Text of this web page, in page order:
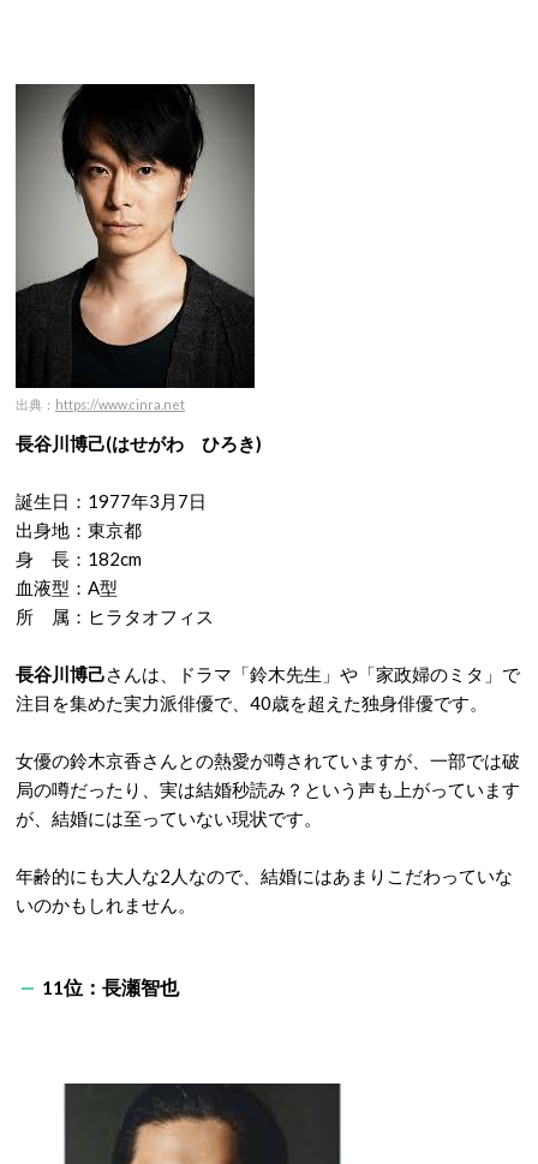
出典： https://www.cinra.net
長谷川博己(はせがわ ひろき)
誕生日：1977年3月7日
出身地：東京都
身 長：182cm
血液型：A型
所 属：ヒラタオフィス
長谷川博己さんは、ドラマ「鈴木先生」や「家政婦のミタ」で
注目を集めた実力派俳優で、40歳を超えた独身俳優です。
女優の鈴木京香さんとの熱愛が噂されていますが、一部では破
局の噂だったり、実は結婚秒読み？という声も上がっています
が、結婚には至っていない現状です。
年齢的にも大人な2人なので、結婚にはあまりこだわっていな
いのかもしれません。
11位：長瀬智也